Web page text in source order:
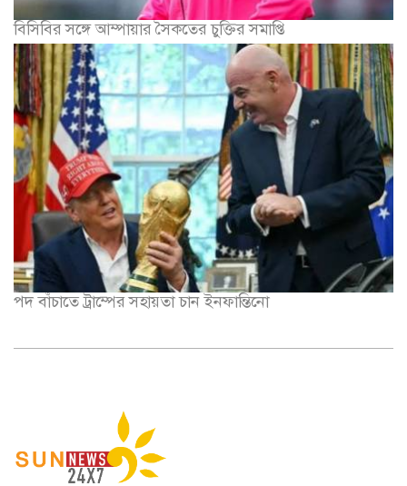
বিসিবির সঙ্গে আম্পায়ার সৈকতের চুক্তির সমাপ্তি
পদ বাঁচাতে ট্রাম্পের সহায়তা চান ইনফান্তিনো